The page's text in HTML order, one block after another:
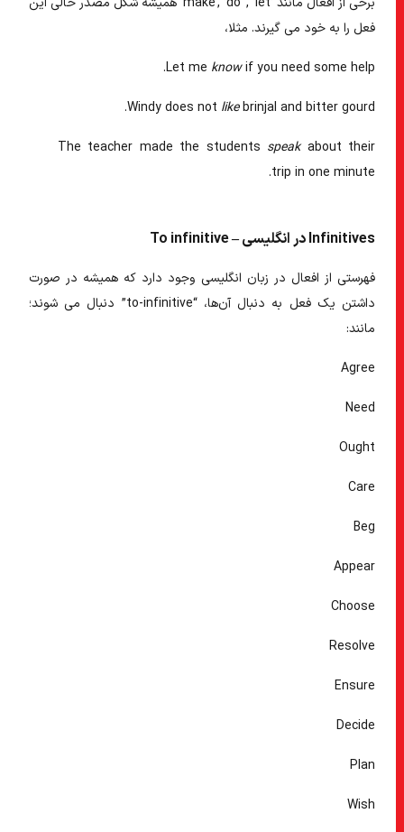
فعل را به خود می گیرند. مثلا،
Let meknowif you need some help.
Windy does notlikebrinjal and bitter gourd.
The teacher made the studentsspeakabout their
trip in one minute.
Infinitives در انگلیسی – To infinitive
فهرستی از افعال در زبان انگلیسی وجود دارد که همیشه در صورت
داشتن یک فعل به دنبال آن‌ها، “to-infinitive” دنبال می شوند؛
مانند:
Agree
Need
Ought
Care
Beg
Appear
Choose
Resolve
Ensure
Decide
Plan
Wish